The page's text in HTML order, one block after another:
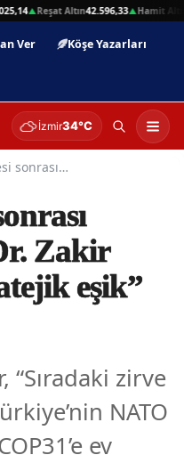
▲Reşat Altın42.596,33▲Hamit Altın
Ver
Köşe Yazarları
İzmir34°C
NATO Zirvesi sonrası COP31: Prof. Dr. Zakir Avşar’dan “stratejik eşik” yorumu
Zakir
eşik”
“Sıradaki zirve
NATO
ev